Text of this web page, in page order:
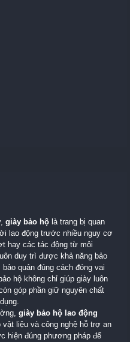
giày bảo hộ là trang bị quan
lao động trước nhiều nguy cơ
hay các tác động từ môi
duy trì được khả năng bảo
quản đúng cách đóng vai
hộ không chỉ giúp giày luôn
góp phần giữ nguyên chất
giày bảo hộ lao động
liệu và công nghệ hỗ trợ an
hiện đúng phương pháp để